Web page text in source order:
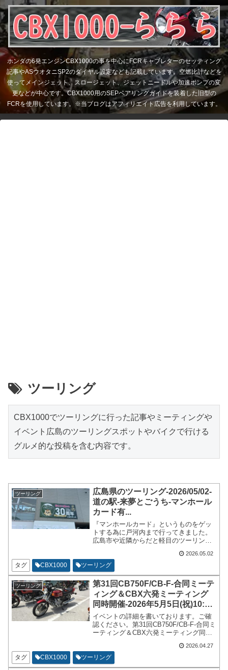
ホンダの6発エンジンCBX1000の事を中心にFCRキャブレターのセッティング
記事やASウオタニSP2のダイヤル設定なども記載しています。空燃比計などを
使ってメインジェット、スロージェット、ジェットニードルや加速ポンプの変
更などが中心です。CBX1000用のSEPベアリングガイドを装着した旧型の
FCRを使用しています。※当ブログはアフィリエイト広告を利用しています。
ツーリング
CBX1000でツーリングに行った記事やミーティングや
イベント広島のツーリングスポットやバイクで行ける
グルメ的な投稿を含む内容です。
ツーリング
広島県のツーリング-2026/05/02-
道の駅-来夢とごうち-マンホール
カード有...
『マンホールカード』というものをゲッ
トする為に戸河内まで行ってきました。
広島市や近隣からだと軽目のツーリング
性の良い場所です。トイレや昼食、駐輪
場や高速道路など各種施設が揃っている
場所です。
2026.05.02
タグ CBX1000 ツーリング
ツーリング
第31回CB750F/CB-F-合同ミーテ
ィング＆CBX六発ミーティング
同時開催-2026年5月5日(祝)10:30
～-岩国-みなとオアシスゆう駐車
場...
イベントの詳細を書いております。ご確
認ください。第31回CB750F/CB-F-合同ミ
ーティング＆CBX六発ミーティング同時
とオアシスゆう駐車場での開催となりま
す。皆様お誘いあわせの上ご参加くださ
いませ。
2026.04.27
タグ CBX1000 ツーリング